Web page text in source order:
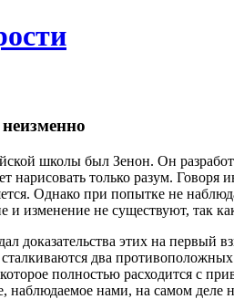
школы был Зенон. Он
нарисовать только разум.
Однако при попытке не
и изменение не существуют, так
доказательства этих на первый
два
которое полностью расходится
наблюдаемое нами, на самом